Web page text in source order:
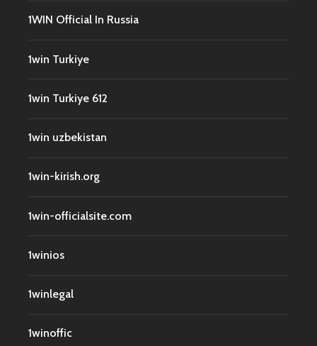
1WIN Official In Russia
1win Turkiye
1win Turkiye 612
1win uzbekistan
1win-kirish.org
1win-officialsite.com
1winios
1winlegal
1winoffic